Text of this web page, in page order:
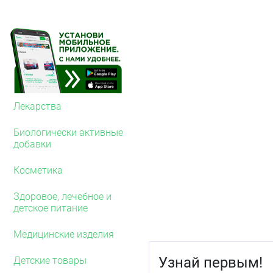
Лекарства
Биологически активные
добавки
Косметика
Здоровое, лечебное и
детское питание
Медицинские изделия
Детские товары
Индивидуальная
Узнай первым!